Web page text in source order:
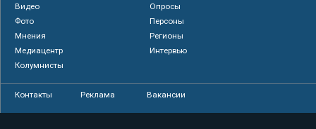
Видео
Опросы
Фото
Персоны
Мнения
Регионы
Медиацентр
Интервью
Колумнисты
Контакты Реклама Вакансии